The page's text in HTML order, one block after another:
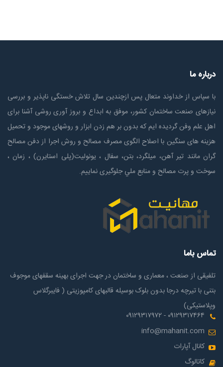
درباره ما
با سپاس از خداوند متعال پس ازچندين سال تلاش خستگی ناپذير و بررسی
نیازهای صنعت ساختمان كشور، موفق به ابداع و بروز آوری روشی آشنا برای
اهل علم وفن گردیده ایم که بدون بر هم زدن ابزار و روشهای موجود و تحمیل
هزینه های سنگین با اصلاح الگوی مصرف مصالح و روش اجرا از دفن مصالح
گران مانند تیر آهن، میلگرد، بتن، سفال ، یونولیت(پلی استايرن) ، زمان ،
سوخت و پرت مصالح و منابع ملي جلوگیری نماییم.
تماس باما
تلفیقی از صنعت ، معماری و ساختمان در جهت اجرای بهینه سقفهای موجوف
بتنی با تیرچه درجا بدون بلوک بوسیله قالبهای کامپوزیتی ( فایبرگلاس
وپلاستیکی)
۰۹۱۲۹۳۱۷۴۶۴ - ۰۹۱۲۹۳۱۷۹۷۲
info@mahanit.com
کانال آپارات
کاتالوگ